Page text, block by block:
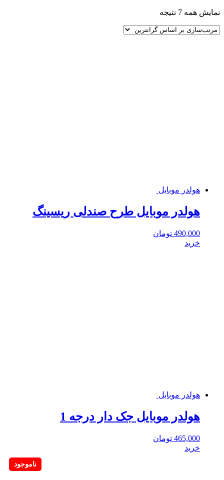
نمایش همه 7 نتیجه
اساس
هولدر موبایل
هولدر موبایل طرح صندلی ریسینگ
490,000 تومان
خرید
هولدر موبایل
هولدر موبایل جک دار درجه 1
465,000 تومان
خرید